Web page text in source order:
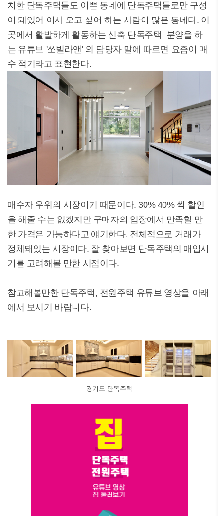
치한 단독주택들도 이쁜 동네에 단독주택들로만 구성
이 돼있어 이사 오고 싶어 하는 사람이 많은 동네다. 이
곳에서 활발하게 활동하는 신축 단독주택 분양을 하
는 유튜브 '쏘빌라앤' 의 담당자 말에 따르면 요즘이 매
수 적기라고 표현한다.
매수자 우위의 시장이기 때문이다. 30% 40% 씩 할인
을 해줄 수는 없겠지만 구매자의 입장에서 만족할 만
한 가격은 가능하다고 얘기한다. 전체적으로 거래가
정체돼있는 시장이다. 잘 찾아보면 단독주택의 매입시
기를 고려해볼 만한 시점이다.
참고해볼만한 단독주택, 전원주택 유튜브 영상을 아래
에서 보시기 바랍니다.
경기도 단독주택